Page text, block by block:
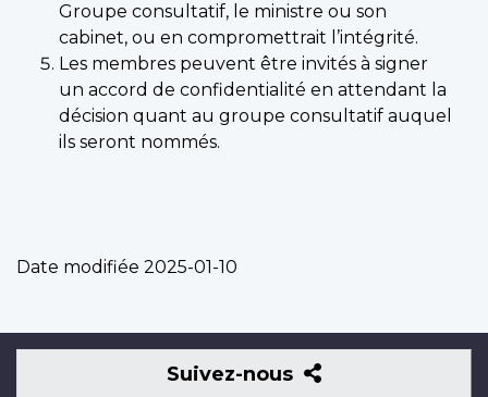
Groupe consultatif, le ministre ou son
cabinet, ou en compromettrait l’intégrité.
Les membres peuvent être invités à signer
un accord de confidentialité en attendant la
décision quant au groupe consultatif auquel
ils seront nommés.
Date modifiée 2025-01-10
Suivez-nous
Suivez-